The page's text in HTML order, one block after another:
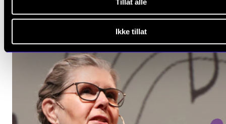
Tillat alle
Ikke tillat